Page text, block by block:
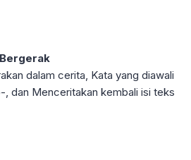
dalam cerita, Kata yang diawali
dan Menceritakan kembali isi teks